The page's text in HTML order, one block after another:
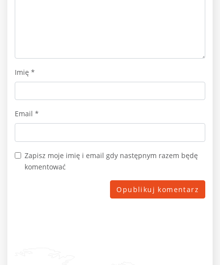
Imię *
Email *
Zapisz moje imię i email gdy następnym razem będę
komentować